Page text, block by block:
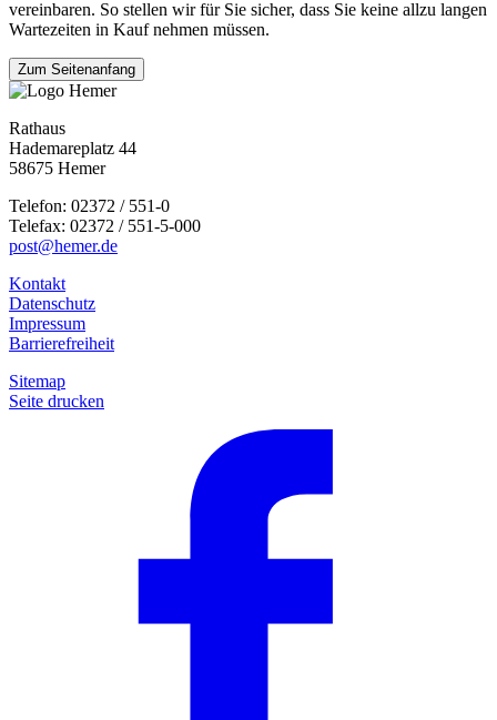
vereinbaren. So stellen wir für Sie sicher, dass Sie keine allzu langen
Wartezeiten in Kauf nehmen müssen.
Zum Seitenanfang
Rathaus
Hademareplatz 44
58675 Hemer
Telefon: 02372 / 551-0
Telefax: 02372 / 551-5-000
post@hemer.de
Kontakt
Datenschutz
Impressum
Barrierefreiheit
Sitemap
Seite drucken